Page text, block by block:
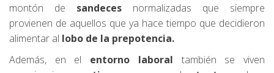
montón de sandeces normalizadas que siempre
provienen de aquellos que ya hace tiempo que decidieron
alimentar al lobo de la prepotencia.
Además, en el entorno laboral también se viven